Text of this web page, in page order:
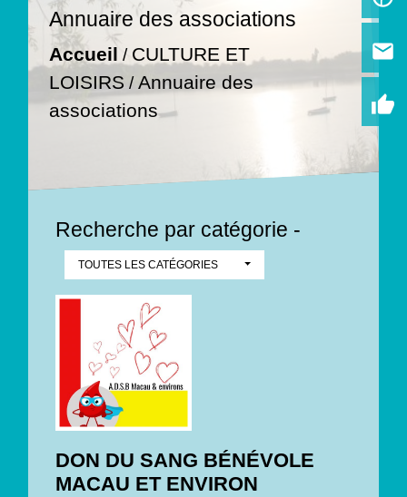
Annuaire des associations
Accueil / CULTURE ET
LOISIRS /Annuaire des
associations
Recherche par catégorie -
TOUTES LES CATÉGORIES
DON DU SANG BÉNÉVOLE
MACAU ET ENVIRON
email
thumb_up